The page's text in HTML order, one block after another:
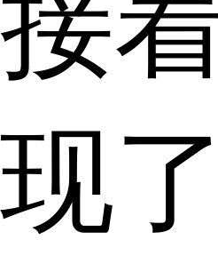
接
现